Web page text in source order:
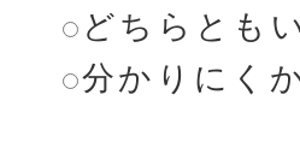
どちらとも
分かりにく